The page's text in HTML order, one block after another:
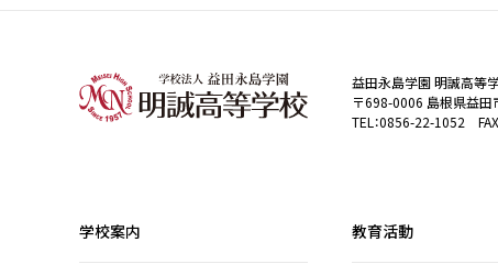
益田永島学園 明誠高等
〒698-0006 島根県益田
TEL：0856-22-1052
学校案内 教育活動